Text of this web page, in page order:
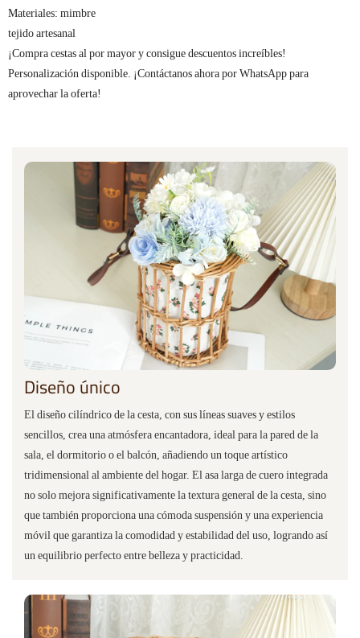
Materiales: mimbre
tejido artesanal
¡Compra cestas al por mayor y consigue descuentos increíbles!
Personalización disponible. ¡Contáctanos ahora por WhatsApp para
aprovechar la oferta!
Diseño único
El diseño cilíndrico de la cesta, con sus líneas suaves y estilos
sencillos, crea una atmósfera encantadora, ideal para la pared de la
sala, el dormitorio o el balcón, añadiendo un toque artístico
tridimensional al ambiente del hogar. El asa larga de cuero integrada
no solo mejora significativamente la textura general de la cesta, sino
que también proporciona una cómoda suspensión y una experiencia
móvil que garantiza la comodidad y estabilidad del uso, logrando así
un equilibrio perfecto entre belleza y practicidad.